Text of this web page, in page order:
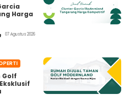
Harga
07 Agustus 2026
Golf